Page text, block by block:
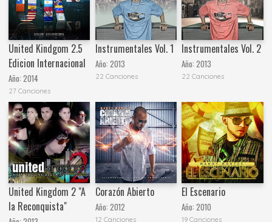
United Kindgom 2.5
Edicion Internacional
Año:2014
27 Canciones
Instrumentales Vol. 1
Año: 2013
22 Canciones
Instrumentales Vol. 2
Año:2013
22 Canciones
United Kingdom 2 "A
la Reconquista"
Corazón Abierto
Año: 2012
12 Canciones
El Escenario
Año:2010
19 Canciones